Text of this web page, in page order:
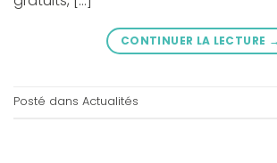
CONTINUER LA LECTURE →
Posté dans Actualités